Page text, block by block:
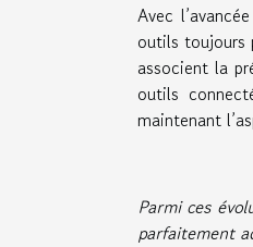
Avec
outils toujours
associent la
outils
maintenant
Parmi ces
parfaitement